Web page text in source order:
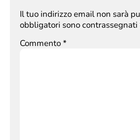
Il tuo indirizzo email non sarà
obbligatori sono contrassegnati
Commento*